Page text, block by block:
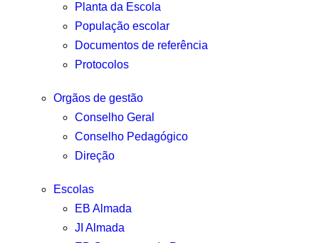
Planta da Escola
População escolar
Documentos de referência
Protocolos
Orgãos de gestão
Conselho Geral
Conselho Pedagógico
Direção
Escolas
EB Almada
JI Almada